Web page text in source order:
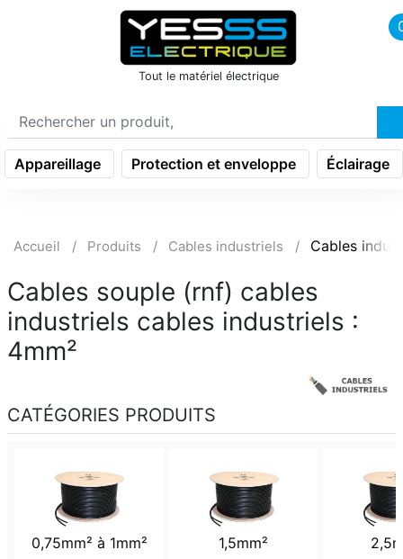
icon menu burger
Tout le matériel électrique
Appareillage Protection et enveloppe Éclairage
Accueil Produits Cables industriels Cables
Cables souple (rnf) cables
industriels cables industriels :
4mm²
CATÉGORIES PRODUITS
0,75mm² à 1mm² 1,5mm²